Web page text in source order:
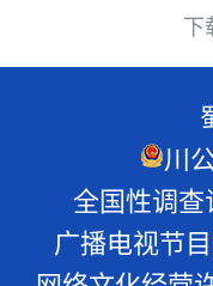
川
全国性调查
广播电视节